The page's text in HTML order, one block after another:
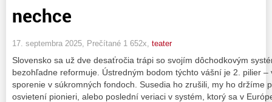
nechce
17. septembra 2025, Prečítané 1 652x, teater
Slovensko sa už dve desaťročia trápi so svojím dôchodkovým
bezohľadne reformuje. Ústredným bodom týchto vášní je 2. pilier
sporenie v súkromných fondoch. Susedia ho zrušili, my ho držíme
osvietení pionieri, alebo poslední veriaci v systém, ktorý sa v